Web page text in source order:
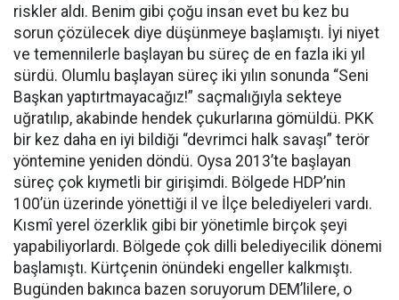
riskler aldı. Benim gibi çoğu insan evet bu kez bu
sorun çözülecek diye düşünmeye başlamıştı. İyi niyet
ve temennilerle başlayan bu süreç de en fazla iki yıl
sürdü. Olumlu başlayan süreç iki yılın sonunda “Seni
Başkan yaptırtmayacağız!” saçmalığıyla sekteye
uğratılıp, akabinde hendek çukurlarına gömüldü. PKK
bir kez daha en iyi bildiği “devrimci halk savaşı” terör
yöntemine yeniden döndü. Oysa 2013’te başlayan
süreç çok kıymetli bir girişimdi. Bölgede HDP’nin
100’ün üzerinde yönettiği il ve İlçe belediyeleri vardı.
Kısmî yerel özerklik gibi bir yönetimle birçok şeyi
yapabiliyorlardı. Bölgede çok dilli belediyecilik dönemi
başlamıştı. Kürtçenin önündeki engeller kalkmıştı.
Bugünden bakınca bazen soruyorum DEM’lilere, o